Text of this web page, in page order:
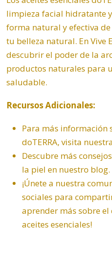
limpieza facial hidratante
forma natural y efectiva
tu belleza natural. En Vive
descubrir el poder de la
productos naturales para
saludable.
Recursos Adicionales:
Para más información
doTERRA, visita
Descubre más
la piel en nuestro blog.
¡Únete a nuestra
sociales para
aprender más sobre
aceites esenciales!